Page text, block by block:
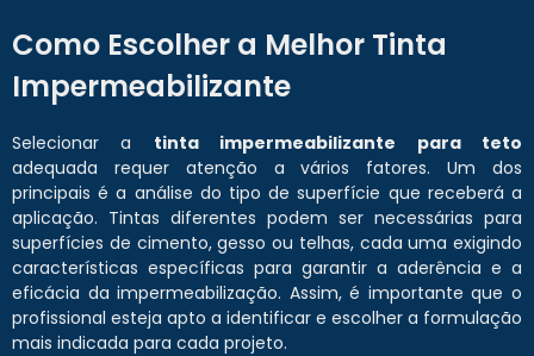
Como Escolher a Melhor Tinta
Impermeabilizante
Selecionar a tinta impermeabilizante para teto
adequada requer atenção a vários fatores. Um dos
principais é a análise do tipo de superfície que receberá a
aplicação. Tintas diferentes podem ser necessárias para
superfícies de cimento, gesso ou telhas, cada uma exigindo
características específicas para garantir a aderência e a
eficácia da impermeabilização. Assim, é importante que o
profissional esteja apto a identificar e escolher a formulação
mais indicada para cada projeto.